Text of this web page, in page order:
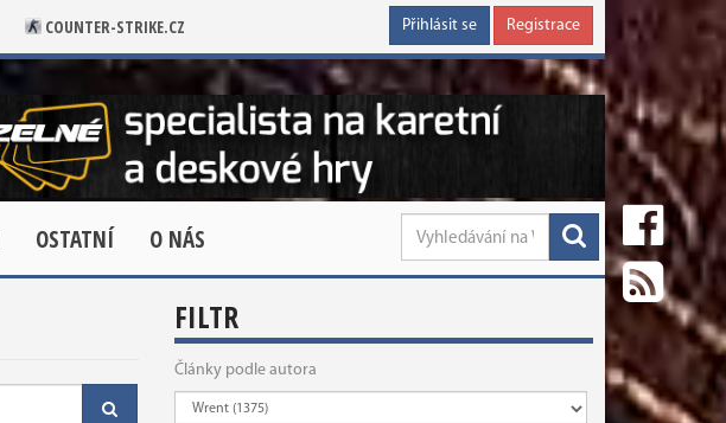
COUNTER-STRIKE.CZ Přihlásit se Registrace
OSTATNÍ O NÁS
FILTR
Články podle autora